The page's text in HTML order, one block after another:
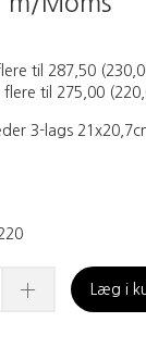
til 287,50 (
flere til 275,00 (
3-lags
Læg i